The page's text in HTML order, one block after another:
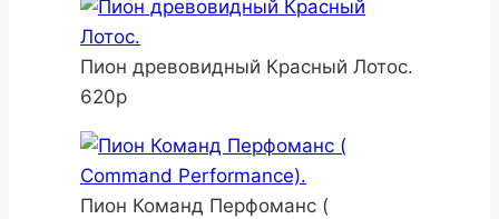
Пион древовидный Красный Лотос.
620р
Пион Команд Перфоманс (